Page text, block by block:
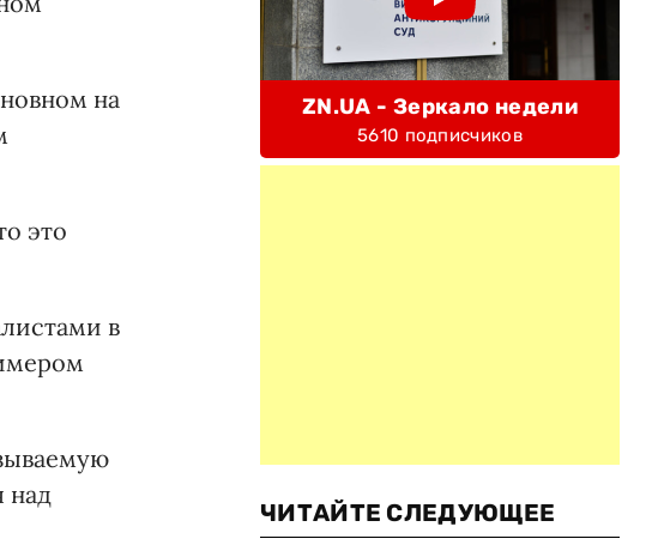
на
это
в
над
ZN.UA - Зеркало недели
5610 подписчиков
ЧИТАЙТЕ СЛЕДУЮЩЕЕ